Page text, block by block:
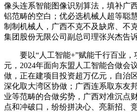
像头连系智能图像识别算法，填补广
铝范畴的空白；优必选机械人超等聪
制制机械人，广西不克不及缺席、不
集团股份无限公司副总司理张兴杰告诉
要以“人工智能+”赋能千行百业，
元，2024年面向东盟人工智能合做会
做，正在建项目投资超万亿元，自治
深化取大湾区协做；广西连系取东友
业等范畴的合做劣势，广西对准沉点
点和冲破口，纷纷拼决心、亮新招、